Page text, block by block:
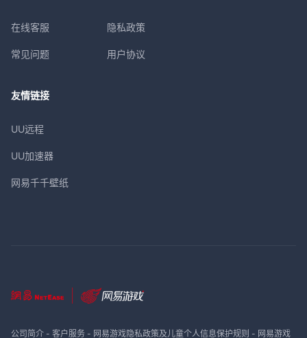
在线客服
常见问题
隐私政策
用户协议
友情链接
UU远程
UU加速器
网易千千壁纸
公司简介- 客户服务- 网易游戏隐私政策及儿童个人信息保护规则 - 网易游戏